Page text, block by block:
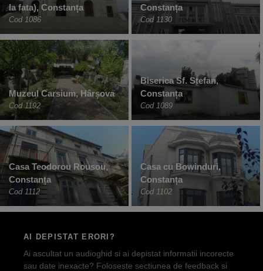
la fata), Constanța
Cod 1086
Constanța
Cod 1130
Muzeul Carsium, Hârșova
Cod 1192
Biserica Sf. Stefan,
Constanța
Cod 1089
Casa Teodorou Rousou,
Constanța
Cod 1112
Casa cu Bowinduri,
Constanța
Cod 1102
AI DEPISTAT ERORI?
Ai ascultat un audioghid si ai depistat informatii incorecte
sau date inexacte? Foloseste sectiunea de feedback si